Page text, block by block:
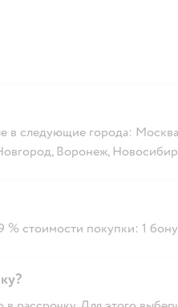
в следующие города:
Воронеж,
стоимости покупки: 1